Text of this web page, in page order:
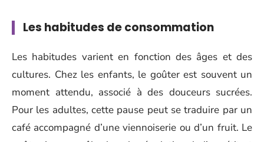
Les habitudes de consommation
Les habitudes varient en fonction des âges et des
cultures. Chez les enfants, le goûter est souvent un
moment attendu, associé à des douceurs sucrées.
Pour les adultes, cette pause peut se traduire par un
café accompagné d’une viennoiserie ou d’un fruit. Le